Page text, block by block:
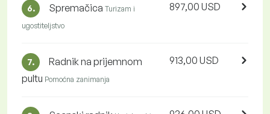
6. Spremačica Turizam i
ugostiteljstvo
897,00 USD
7.
Radnik na prijemnom
pultu Pomoćna zanimanja
913,00 USD